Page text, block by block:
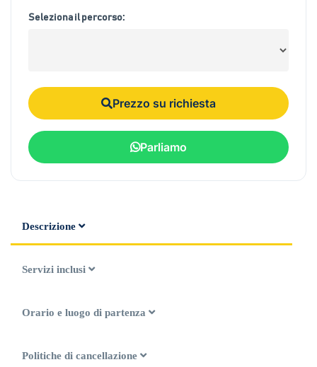
Seleziona il percorso:
Prezzo su richiesta
Parliamo
Descrizione
Servizi inclusi
Orario e luogo di partenza
Politiche di cancellazione